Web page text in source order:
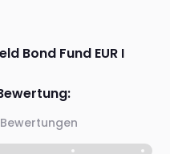
Bond Fund EUR I